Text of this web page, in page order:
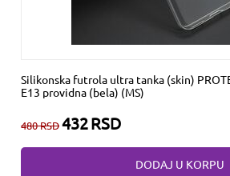
Silikonska futrola ultra tanka (skin)
E13 providna (bela) (MS)
480RSD432RSD
DODAJ U KORPU